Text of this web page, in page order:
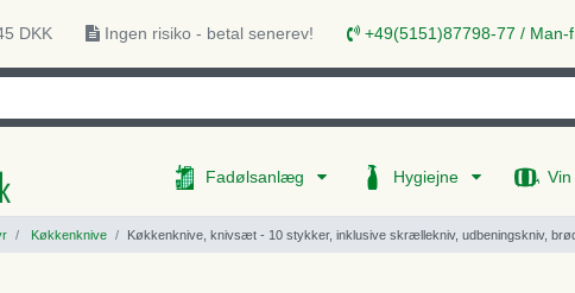
DKK Ingen risiko - betal senerev! +49(5151)87798-77 /
Fadølsanlæg Hygiejne
Køkkenknive Køkkenknive, knivsæt - 10 stykker, inklusive skrællekniv, udbeningskniv,